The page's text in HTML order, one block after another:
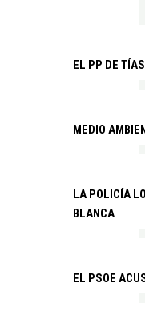
EL PP DE
MEDIO
LA POLICÍA
BLANCA
EL PSOE